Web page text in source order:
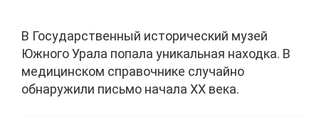
В Государственный исторический музей
Южного Урала попала уникальная находка. В
медицинском справочнике случайно
обнаружили письмо начала XX века.